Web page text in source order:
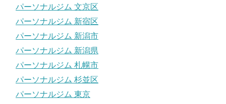
パーソナルジム 文京区
パーソナルジム 新宿区
パーソナルジム 新潟市
パーソナルジム 新潟県
パーソナルジム 札幌市
パーソナルジム 杉並区
パーソナルジム 東京